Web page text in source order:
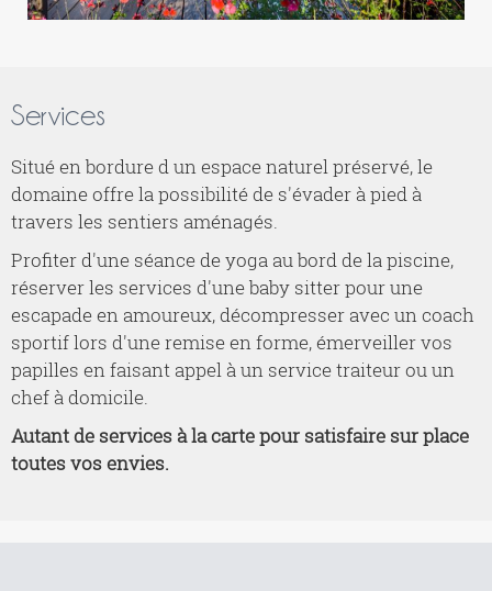
Services
Situé en bordure d un espace naturel préservé, le
domaine offre la possibilité de s'évader à pied à
travers les sentiers aménagés.
Profiter d'une séance de yoga au bord de la piscine,
réserver les services d'une baby sitter pour une
escapade en amoureux, décompresser avec un coach
sportif lors d'une remise en forme, émerveiller vos
papilles en faisant appel à un service traiteur ou un
chef à domicile.
Autant de services à la carte pour satisfaire sur place
toutes vos envies.